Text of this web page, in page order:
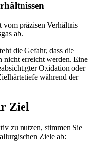
vom präzisen Verhältnis
ab.
die Gefahr, dass die
nicht erreicht werden. Eine
Oxidation oder
während der
Ziel
zu nutzen, stimmen Sie
Ziele ab: